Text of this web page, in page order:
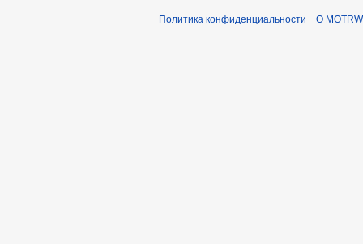
Политика конфиденциальности О